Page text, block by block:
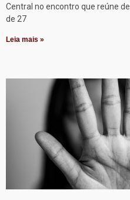
Central no encontro que reúne
de 27
Leia mais »